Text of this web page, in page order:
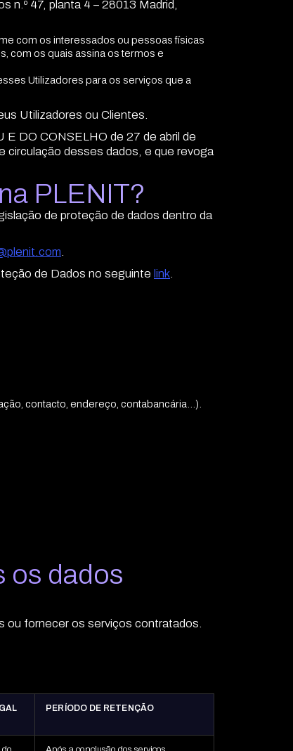
n.º 47, planta 4 – 28013 Madrid,
com os interessados ou pessoas físicas
com os quais assina os termos e
Utilizadores para os serviços que a
Utilizadores ou Clientes.
DO CONSELHO de 27 de abril de
circulação desses dados, e que revoga
PLENIT?
de proteção de dados dentro da
.
de Dados no seguinte link.
contacto, endereço, contabancária...).
os dados
ou fornecer os serviços contratados.
PERÍODO DE RETENÇÃO